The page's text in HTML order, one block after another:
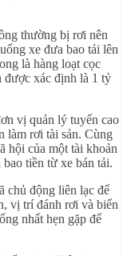
thường bị rơi nên
xe đưa bao tải lên
là hàng loạt cọc
được xác định là 1 tỷ
vị quản lý tuyến cao
làm rơi tài sản. Cùng
hội của một tài khoản
tiền từ xe bán tải.
chủ động liên lạc để
vị trí đánh rơi và biển
nhất hẹn gặp để